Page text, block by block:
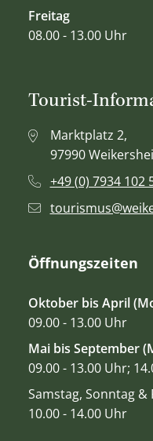
Freitag
08.00 - 13.00 Uhr
Tourist-
Marktplatz 2,
97990
+49 (0) 7934 102
Öffnungszeiten
Oktober bis April
09.00 - 13.00 Uhr
Mai bis September
09.00 - 13.00 Uhr;
Samstag, Sonntag &
10.00 - 14.00 Uhr